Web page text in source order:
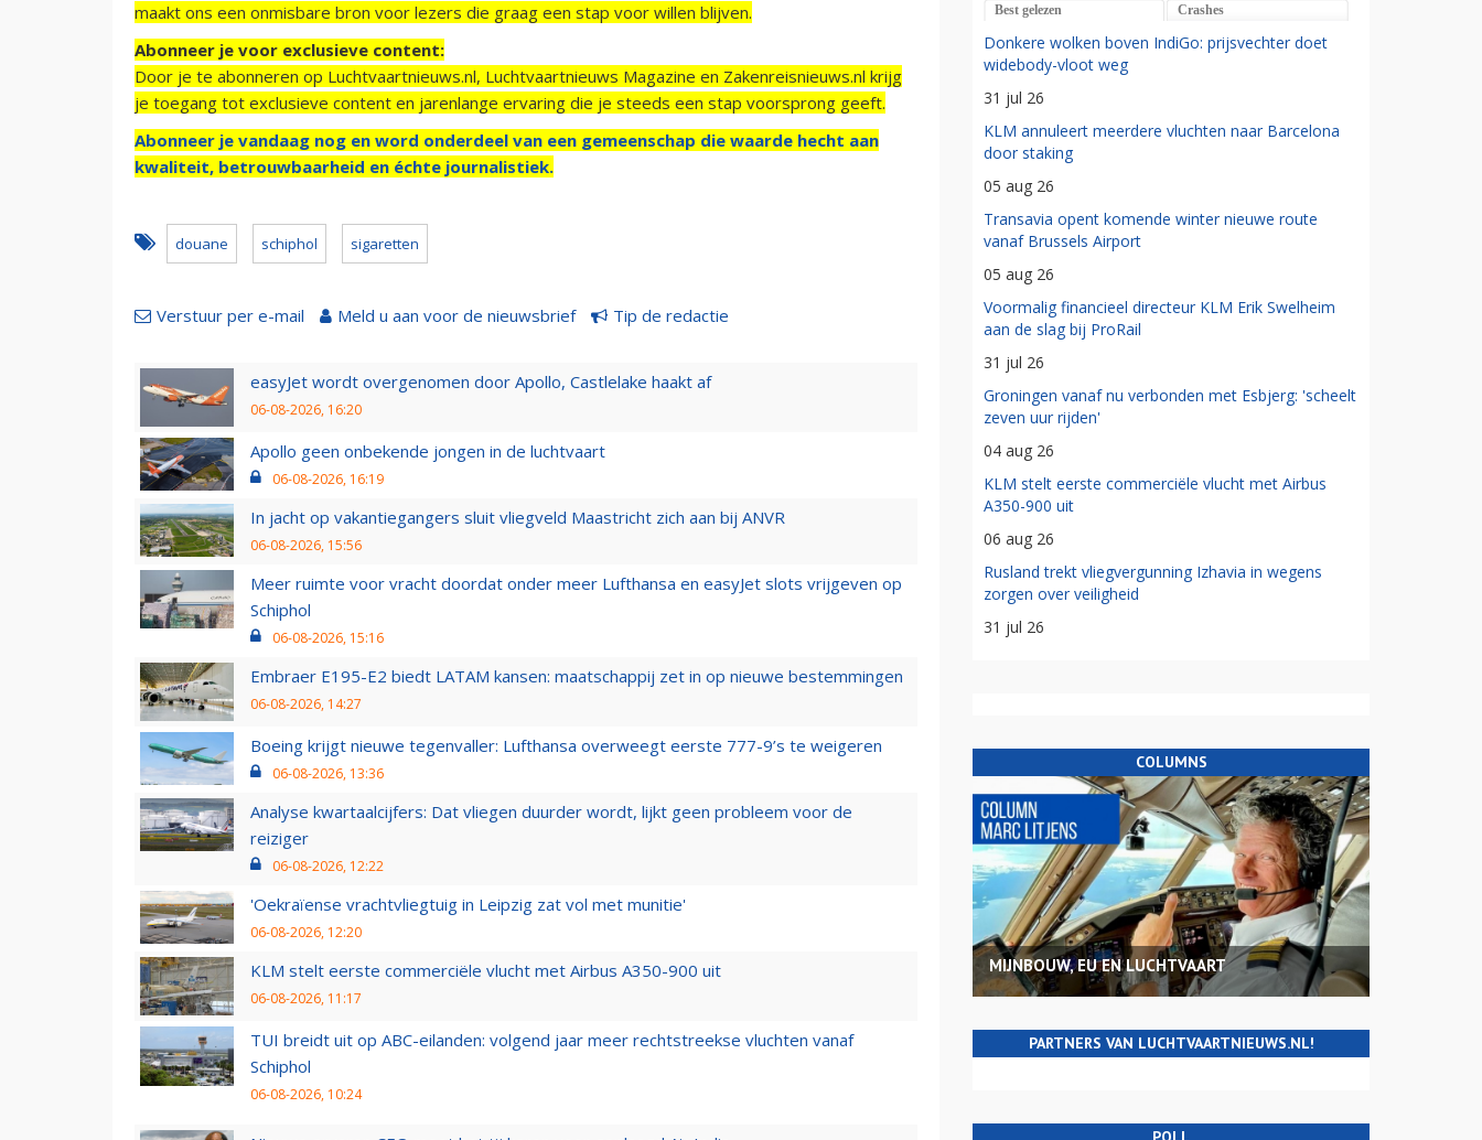
maakt ons een onmisbare bron voor lezers die graag een stap voor willen blijven.
Abonneer je voor exclusieve content:
Door je te abonneren op Luchtvaartnieuws.nl, Luchtvaartnieuws Magazine en Zakenreisnieuws.nl krijg
je toegang tot exclusieve content en jarenlange ervaring die je steeds een stap voorsprong geeft.
Abonneer je vandaag nog en word onderdeel van een gemeenschap die waarde hecht aan
kwaliteit, betrouwbaarheid en échte journalistiek.
douane schiphol sigaretten
Verstuur per e-mail Meld u aan voor de nieuwsbrief Tip de redactie
easyJet wordt overgenomen door Apollo, Castlelake haakt af
06-08-2026, 16:20
Apollo geen onbekende jongen in de luchtvaart
06-08-2026, 16:19
In jacht op vakantiegangers sluit vliegveld Maastricht zich aan bij ANVR
06-08-2026, 15:56
Meer ruimte voor vracht doordat onder meer Lufthansa en easyJet slots vrijgeven op
Schiphol
06-08-2026, 15:16
Embraer E195-E2 biedt LATAM kansen: maatschappij zet in op nieuwe bestemmingen
06-08-2026, 14:27
Boeing krijgt nieuwe tegenvaller: Lufthansa overweegt eerste 777-9’s te weigeren
06-08-2026, 13:36
Analyse kwartaalcijfers: Dat vliegen duurder wordt, lijkt geen probleem voor de
reiziger
06-08-2026, 12:22
'Oekraïense vrachtvliegtuig in Leipzig zat vol met munitie'
06-08-2026, 12:20
KLM stelt eerste commerciële vlucht met Airbus A350-900 uit
06-08-2026, 11:17
TUI breidt uit op ABC-eilanden: volgend jaar meer rechtstreekse vluchten vanaf
Schiphol
06-08-2026, 10:24
Best gelezen Crashes
Donkere wolken boven IndiGo: prijsvechter doet
widebody-vloot weg
31 jul 26
KLM annuleert meerdere vluchten naar Barcelona
door staking
05 aug 26
Transavia opent komende winter nieuwe route
vanaf Brussels Airport
05 aug 26
Voormalig financieel directeur KLM Erik Swelheim
aan de slag bij ProRail
31 jul 26
Groningen vanaf nu verbonden met Esbjerg: 'scheelt
zeven uur rijden'
04 aug 26
KLM stelt eerste commerciële vlucht met Airbus
A350-900 uit
06 aug 26
Rusland trekt vliegvergunning Izhavia in wegens
zorgen over veiligheid
31 jul 26
COLUMNS
MIJNBOUW, EU EN LUCHTVAART
PARTNERS VAN LUCHTVAARTNIEUWS.NL!